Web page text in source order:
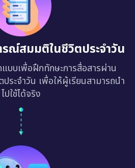
ณ์สมมติในชีวิตประจำวัน
บบเพื่อฝึกทักษะการสื่อสารผ่าน
ระจำวัน เพื่อให้ผู้เรียนสามารถนำ
ไปใช้ได้จริง